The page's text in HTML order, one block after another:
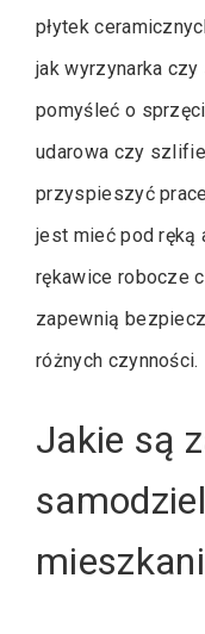
płytek
jak wyrzynarka
pomyśleć o
udarowa czy
przyspieszyć
jest mieć pod ręką
rękawice robocze
zapewnią
różnych czynności.
Jakie są